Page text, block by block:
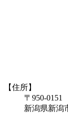
【住所】
〒950-0151
新潟県新潟